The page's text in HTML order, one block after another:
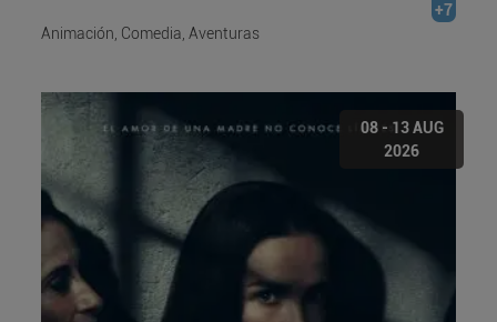
+7
Animación, Comedia, Aventuras
08 - 13 AUG
2026